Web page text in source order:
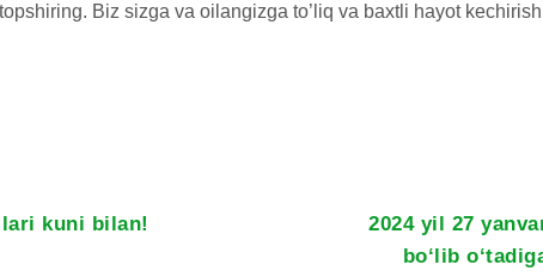
Biz sizga va oilangizga to’liq va baxtli hayot
kuni bilan!
2024 yil 27
bo‘lib